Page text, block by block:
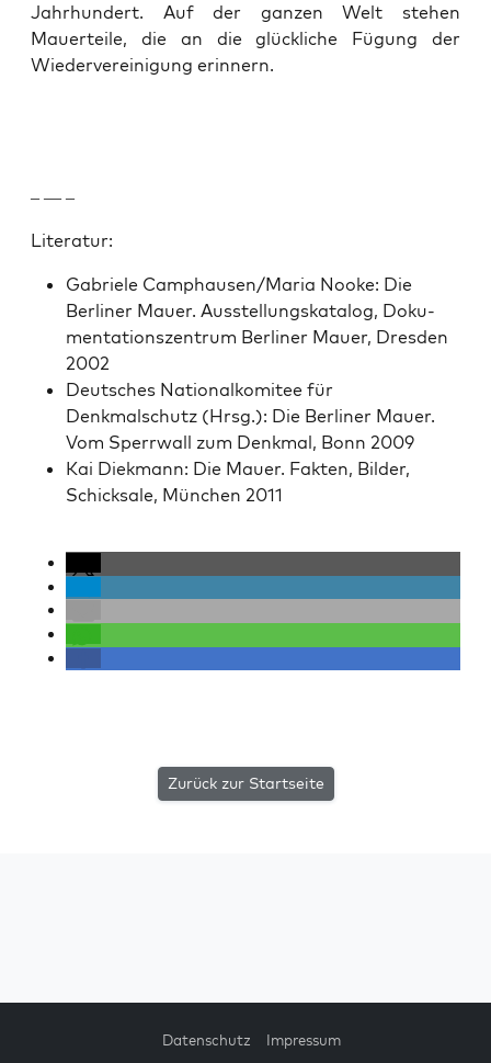
Jahrhun­dert. Auf der ganzen Welt ste­hen
Mauerteile, die an die glück­liche Fügung der
Wiedervere­ini­gung erin­nern.
– — –
Lit­er­atur:
Gabriele Camphausen/Maria Nooke: Die
Berlin­er Mauer. Ausstel­lungskat­a­log, Doku­
men­ta­tion­szen­trum Berlin­er Mauer, Dres­den
2002
Deutsches Nation­alkomi­tee für
Denkmalschutz (Hrsg.): Die Berlin­er Mauer.
Vom Sper­rwall zum Denkmal, Bonn 2009
Kai Diek­mann: Die Mauer. Fak­ten, Bilder,
Schick­sale, München 2011
Zurück zur Startseite
Datenschutz Impressum